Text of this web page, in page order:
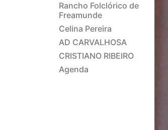
Rancho Folclórico de
Freamunde
Celina Pereira
AD CARVALHOSA
CRISTIANO RIBEIRO
Agenda